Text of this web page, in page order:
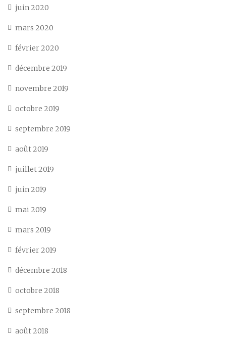
juin 2020
mars 2020
février 2020
décembre 2019
novembre 2019
octobre 2019
septembre 2019
août 2019
juillet 2019
juin 2019
mai 2019
mars 2019
février 2019
décembre 2018
octobre 2018
septembre 2018
août 2018